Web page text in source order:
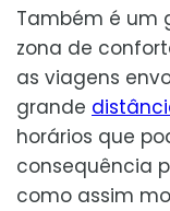
Também é um
zona de
as viagens
grande
horários que
consequência
como assim